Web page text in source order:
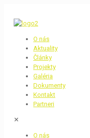
O nás
Aktuality
Články
Projekty
Galéria
Dokumenty
Kontakt
Partneri
✕
O nás